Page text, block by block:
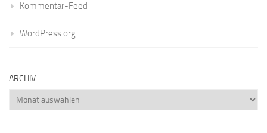
Kommentar-Feed
WordPress.org
ARCHIV
Archiv